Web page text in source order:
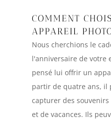
COMMENT
APPAREIL
Nous cherchions le
l'anniversaire de votre
pensé lui offrir un
partir de quatre ans, il
capturer des
et de vacances. Ils